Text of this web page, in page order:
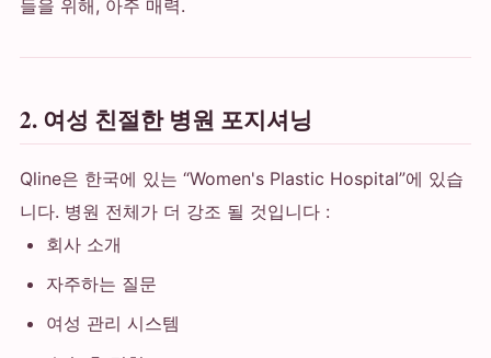
들을 위해, 아주 매력.
2. 여성 친절한 병원 포지셔닝
Qline은 한국에 있는 “Women's Plastic Hospital”에 있습
니다. 병원 전체가 더 강조 될 것입니다 :
회사 소개
자주하는 질문
여성 관리 시스템